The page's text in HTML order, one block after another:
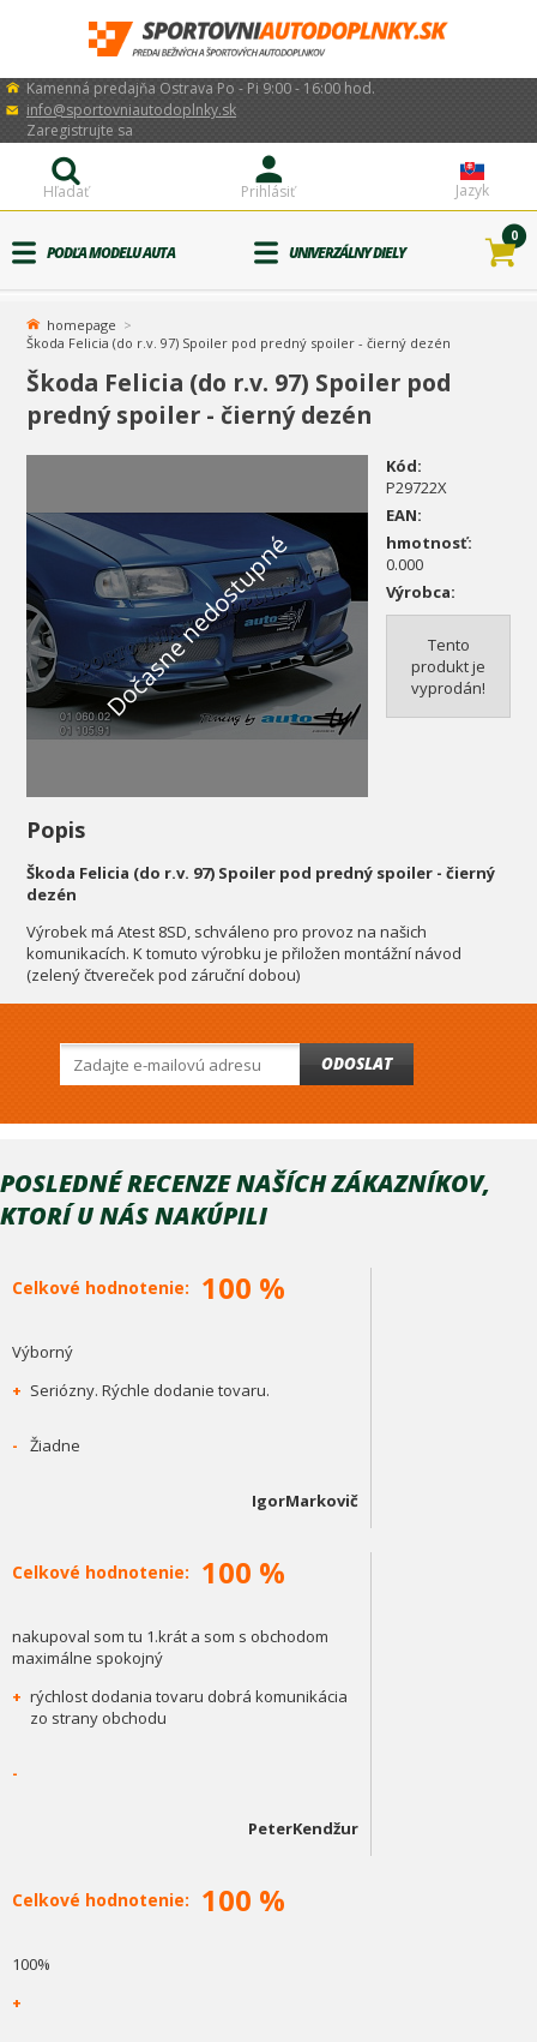
Kamenná predajňa Ostrava Po - Pi 9:00 - 16:00 hod.
info@sportovniautodoplnky.sk
Jazyk
Prihlásiť
Zaregistrujte sa
Hľadať
PODĽA MODELU AUTA UNIVERZÁLNY DIELY
0
homepage
Škoda Felicia (do r.v. 97) Spoiler pod predný spoiler - čierný dezén
Škoda Felicia (do r.v. 97) Spoiler pod
predný spoiler - čierný dezén
Dočasne nedostupné
Kód:
P29722X
EAN:
hmotnosť:
0.000
Výrobca:
Tento
produkt je
vyprodán!
Popis
Škoda Felicia (do r.v. 97) Spoiler pod predný spoiler - čierný
dezén
Výrobek má Atest 8SD, schváleno pro provoz na našich
komunikacích. K tomuto výrobku je přiložen montážní návod
(zelený čtvereček pod záruční dobou)
ODOSLAT
POSLEDNÉ RECENZE NAŠÍCH ZÁKAZNÍKOV,
KTORÍ U NÁS NAKÚPILI
Celkové hodnotenie: 100 %
Výborný
+ Seriózny. Rýchle dodanie tovaru.
- Žiadne
IgorMarkovič
Celkové hodnotenie: 100 %
nakupoval som tu 1.krát a som s obchodom
maximálne spokojný
+ rýchlost dodania tovaru dobrá komunikácia
zo strany obchodu
-
PeterKendžur
Celkové hodnotenie: 100 %
100%
+